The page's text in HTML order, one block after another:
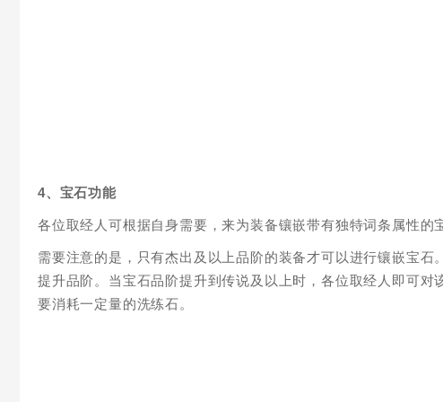
4、宝石功能
各位取经人可根据自身需要，来为装备镶嵌带有独特词条属性的
需要注意的是，只有杰出及以上品阶的装备才可以进行镶嵌宝
提升品阶。当宝石品阶提升到传说及以上时，各位取经人即可
要消耗一定量的洗练石。